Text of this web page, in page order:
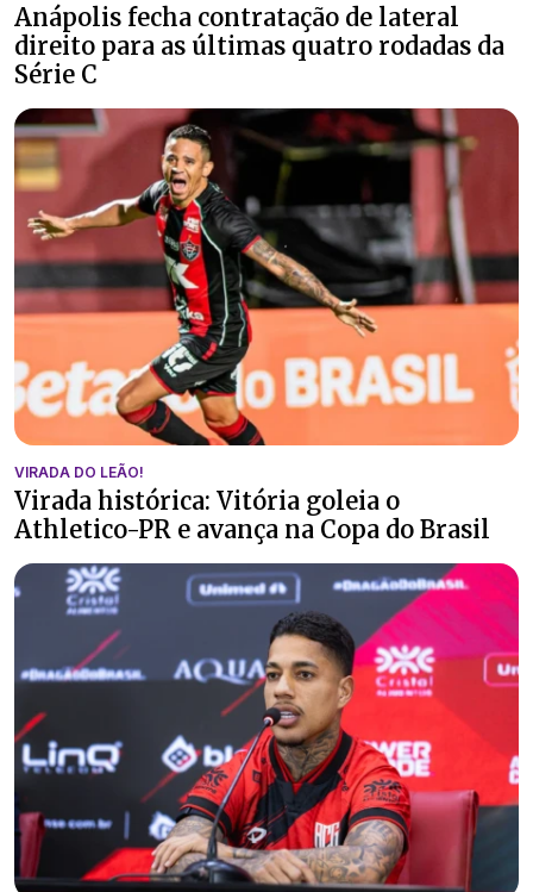
Anápolis fecha contratação de lateral
direito para as últimas quatro rodadas da
Série C
VIRADA DO LEÃO!
Virada histórica: Vitória goleia o
Athletico-PR e avança na Copa do Brasil